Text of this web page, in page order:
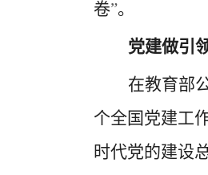
卷”。
党建做引
在教育部
个全国党建工
时代党的建设